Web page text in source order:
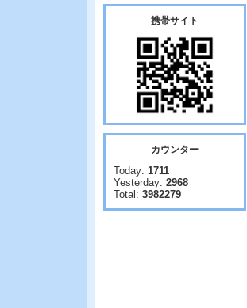
携帯サイト
カウンター
Today: 1711
Yesterday: 2968
Total: 3982279